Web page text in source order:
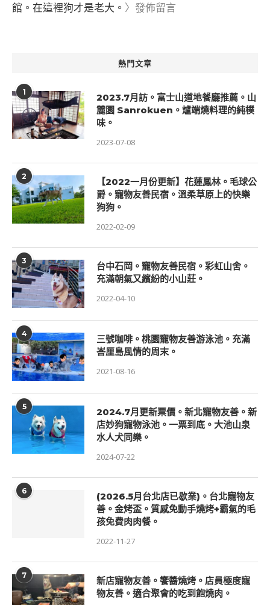
館。在這裡狗才是老大。 〉發佈留言
熱門文章
1
2023.7月訪。富士山道地餐廳推薦。山
麓園 Sanrokuen。爐端燒料理的純樸
味。
2023-07-08
2
【2022一月份更新】花蓮鳳林。毛球公
爵。寵物友善民宿。溫柔草原上的快樂
狗狗。
2022-02-09
3
台中石岡。寵物友善民宿。彩虹山舍。
充滿朝氣又繽紛的小山莊。
2022-04-10
4
三號咖啡。桃園寵物友善游泳池。充滿
峇厘島風情的周末。
2021-08-16
5
2024.7月更新票價。新北寵物友善。新
店妙狗寵物泳池。一票到底。大池山泉
水人犬同樂。
2024-07-22
6
(2026.5月台北店已歇業)。台北寵物友
善。金烤盃。質感免動手燒烤+霸氣的毛
孩免費肉肉餐。
2022-11-27
7
新店寵物友善。饗醬燒烤。店員極度寵
物友善。適合聚會的吃到飽燒肉。